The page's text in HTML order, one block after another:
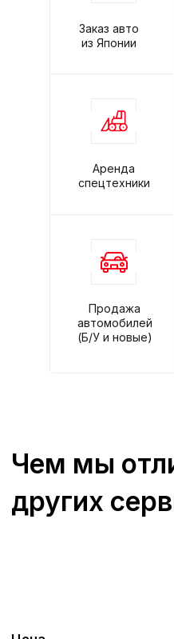
Аренда
спецтехники
Заказ авто
из Японии
Продажа
автомобилей
(Б/У и новые)